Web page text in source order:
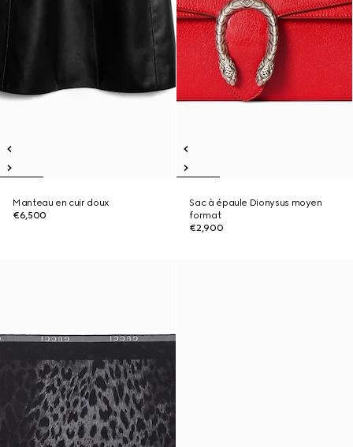
Manteau en cuir doux
€6,500
Sac à épaule Dionysus moyen
format
€2,900